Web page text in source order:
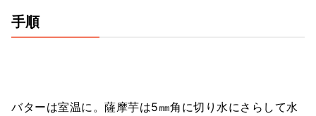
手順
バターは室温に。薩摩芋は5㎜角に切り水にさらして水